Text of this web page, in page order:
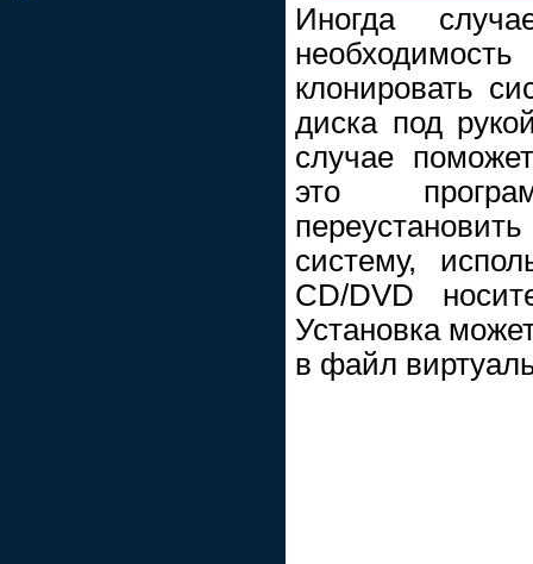
Иногда
клонировать
диска под
случае
это
систему,
CD/DVD
Установка
в файл